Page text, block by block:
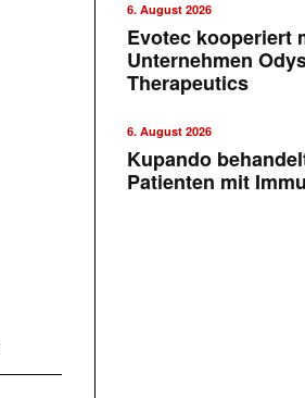
6. August 2026
Evotec kooperiert
Unternehmen
Therapeutics
6. August 2026
Kupando
Patienten mit